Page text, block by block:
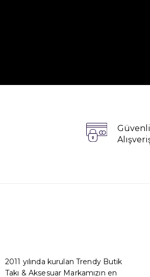
Güvenli
2011 yılında kurulan Trendy Butik
Takı & Aksesuar Markamızın en